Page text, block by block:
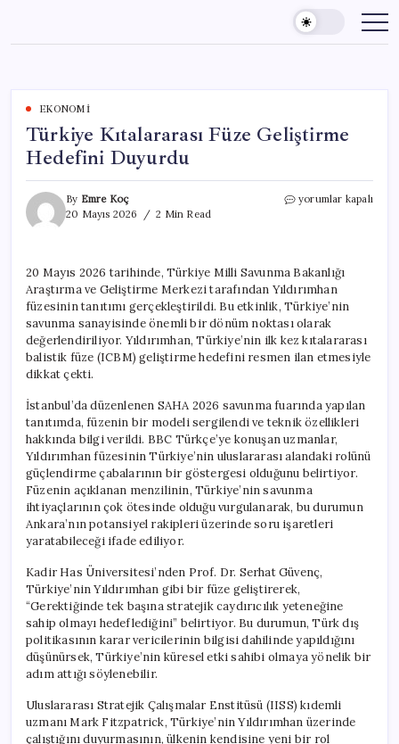
content
EKONOMI
Türkiye Kıtalararası Füze Geliştirme
Hedefini Duyurdu
By Emre Koç
20 Mayıs 2026
2 Min Read
Türkiye
Duyurdu
için
yorumlar kapalı
20 Mayıs 2026 tarihinde, Türkiye Milli Savunma Bakanlığı
Araştırma ve Geliştirme Merkezi tarafından Yıldırımhan
füzesinin tanıtımı gerçekleştirildi. Bu etkinlik, Türkiye’nin
savunma sanayisinde önemli bir dönüm noktası olarak
değerlendiriliyor. Yıldırımhan, Türkiye’nin ilk kez kıtalararası
balistik füze (ICBM) geliştirme hedefini resmen ilan etmesiyle
dikkat çekti.
İstanbul’da düzenlenen SAHA 2026 savunma fuarında yapılan
tanıtımda, füzenin bir modeli sergilendi ve teknik özellikleri
hakkında bilgi verildi. BBC Türkçe’ye konuşan uzmanlar,
Yıldırımhan füzesinin Türkiye’nin uluslararası alandaki rolünü
güçlendirme çabalarının bir göstergesi olduğunu belirtiyor.
Füzenin açıklanan menzilinin, Türkiye’nin savunma
ihtiyaçlarının çok ötesinde olduğu vurgulanarak, bu durumun
Ankara’nın potansiyel rakipleri üzerinde soru işaretleri
yaratabileceği ifade ediliyor.
Kadir Has Üniversitesi’nden Prof. Dr. Serhat Güvenç,
Türkiye’nin Yıldırımhan gibi bir füze geliştirerek,
“Gerektiğinde tek başına stratejik caydırıcılık yeteneğine
sahip olmayı hedeflediğini” belirtiyor. Bu durumun, Türk dış
politikasının karar vericilerinin bilgisi dahilinde yapıldığını
düşünürsek, Türkiye’nin küresel etki sahibi olmaya yönelik bir
adım attığı söylenebilir.
Uluslararası Stratejik Çalışmalar Enstitüsü (IISS) kıdemli
uzmanı Mark Fitzpatrick, Türkiye’nin Yıldırımhan üzerinde
çalıştığını duyurmasının, ülkenin kendisine yeni bir rol